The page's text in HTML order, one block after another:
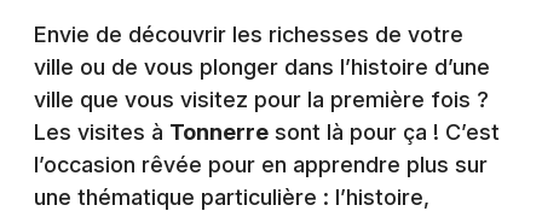
Envie de découvrir les richesses de votre
ville ou de vous plonger dans l’histoire d’une
ville que vous visitez pour la première fois ?
Les visites à Tonnerre sont là pour ça ! C’est
l’occasion rêvée pour en apprendre plus sur
une thématique particulière : l’histoire,